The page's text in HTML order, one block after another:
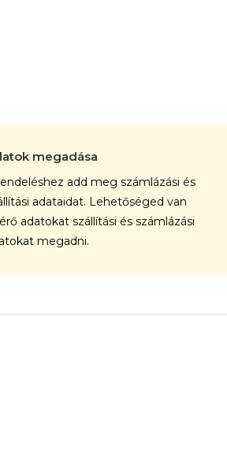
megadása
add meg számlázási és
adataidat. Lehetőséged van
adatokat szállítási és számlázási
megadni.